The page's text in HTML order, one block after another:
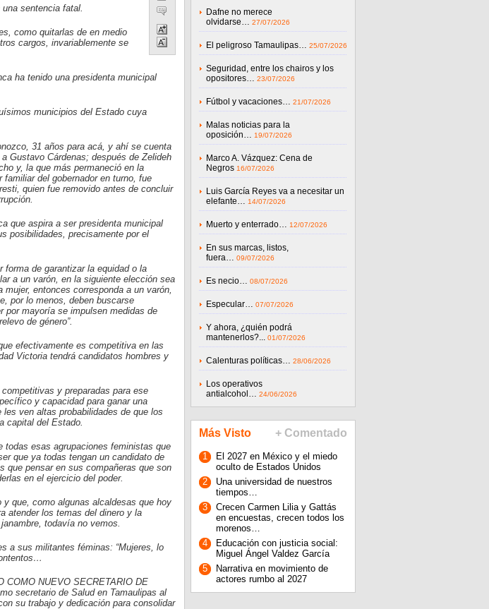
sentencia fatal.
como quitarlas de en medio
cargos, invariablemente se
ha tenido una presidenta municipal
municipios del Estado cuya
31 años para acá, y ahí se cuenta
Gustavo Cárdenas; después de Zelideh
y, la que más permaneció en la
del gobernador en turno, fue
quien fue removido antes de concluir
que aspira a ser presidenta municipal
posibilidades, precisamente por el
forma de garantizar la equidad o la
a un varón, en la siguiente elección sea
entonces corresponda a un varón,
por lo menos, deben buscarse
por mayoría se impulsen medidas de
de género”.
efectivamente es competitiva en las
Victoria tendrá candidatos hombres y
y preparadas para ese
y capacidad para ganar una
ven altas probabilidades de que los
capital del Estado.
todas esas agrupaciones feministas que
que ya todas tengan un candidato de
que pensar en sus compañeras que son
en el ejercicio del poder.
que, como algunas alcaldesas que hoy
atender los temas del dinero y la
todavía no vemos.
a sus militantes féminas: “Mujeres, lo
COMO NUEVO SECRETARIO DE
secretario de Salud en Tamaulipas al
su trabajo y dedicación para consolidar
Dafne no merece
olvidarse… 27/07/2026
El peligroso Tamaulipas… 25/07/2026
Seguridad, entre los chairos y los
opositores… 23/07/2026
Fútbol y vacaciones… 21/07/2026
Malas noticias para la
oposición… 19/07/2026
Marco A. Vázquez: Cena de
Negros 16/07/2026
Luis García Reyes va a necesitar un
elefante… 14/07/2026
Muerto y enterrado… 12/07/2026
En sus marcas, listos,
fuera… 09/07/2026
Es necio… 08/07/2026
Especular… 07/07/2026
Y ahora, ¿quién podrá
mantenerlos?... 01/07/2026
Calenturas políticas… 28/06/2026
Los operativos
antialcohol… 24/06/2026
Más Visto + Comentado
1
El 2027 en México y el miedo
oculto de Estados Unidos
2
Una universidad de nuestros
tiempos…
3
Crecen Carmen Lilia y Gattás
en encuestas, crecen todos los
morenos…
4
Educación con justicia social:
Miguel Ángel Valdez García
5
Narrativa en movimiento de
actores rumbo al 2027